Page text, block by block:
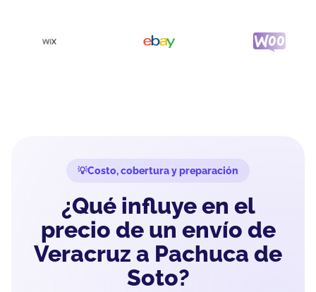
Costo, cobertura y preparación
¿Qué influye en el
precio de un envío de
Veracruz a Pachuca de
Soto?